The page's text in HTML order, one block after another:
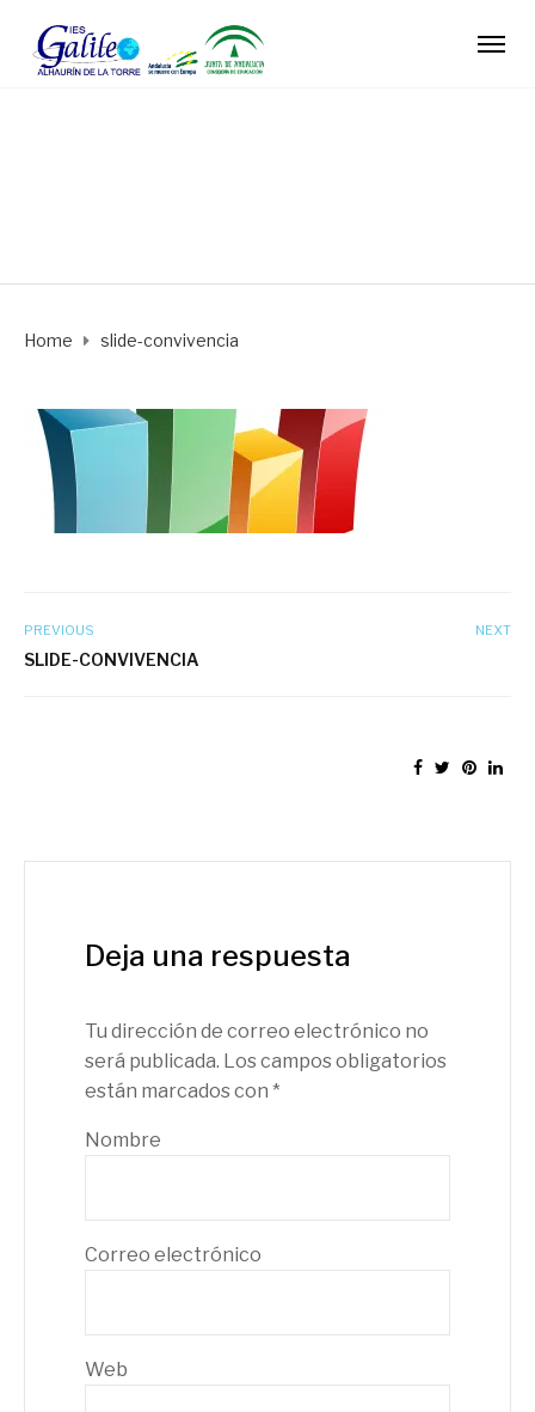
Home slide-convivencia
PREVIOUS
SLIDE-CONVIVENCIA
NEXT
Deja una respuesta
Tu dirección de correo electrónico no
será publicada. Los campos obligatorios
están marcados con *
Nombre
Correo electrónico
Web